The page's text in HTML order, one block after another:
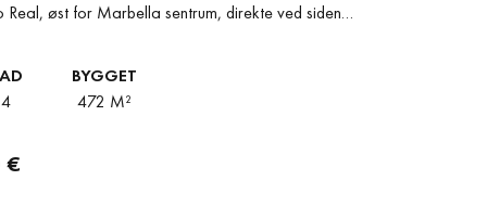
Real, øst for Marbella sentrum, direkte ved siden
4
BYGGET
472 M²
€